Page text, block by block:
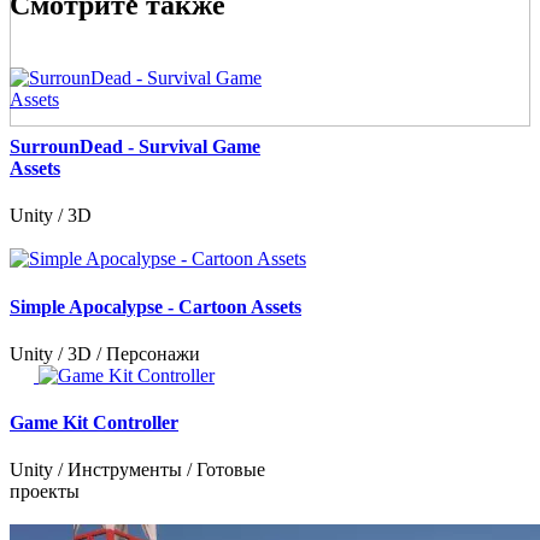
SurrounDead - Survival Game
Assets
Unity / 3D
Simple Apocalypse - Cartoon Assets
Unity / 3D / Персонажи
Game Kit Controller
Unity / Инструменты / Готовые
проекты